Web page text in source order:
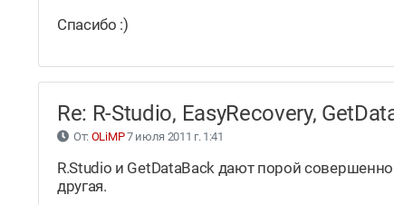
Спасибо :)
Re: R-Studio, EasyRecovery,
От: OLiMP7 июля 2011 г. 1:41
R.Studio и GetDataBack дают порой
другая.